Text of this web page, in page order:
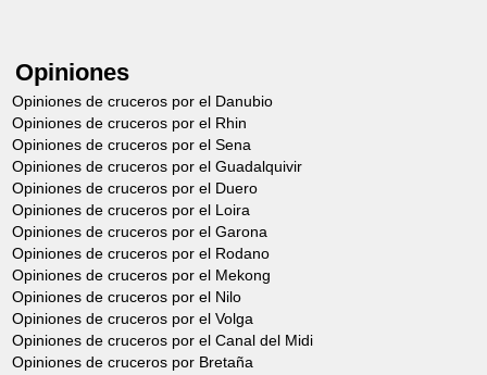
Opiniones
Opiniones de cruceros por el Danubio
Opiniones de cruceros por el Rhin
Opiniones de cruceros por el Sena
Opiniones de cruceros por el Guadalquivir
Opiniones de cruceros por el Duero
Opiniones de cruceros por el Loira
Opiniones de cruceros por el Garona
Opiniones de cruceros por el Rodano
Opiniones de cruceros por el Mekong
Opiniones de cruceros por el Nilo
Opiniones de cruceros por el Volga
Opiniones de cruceros por el Canal del Midi
Opiniones de cruceros por Bretaña